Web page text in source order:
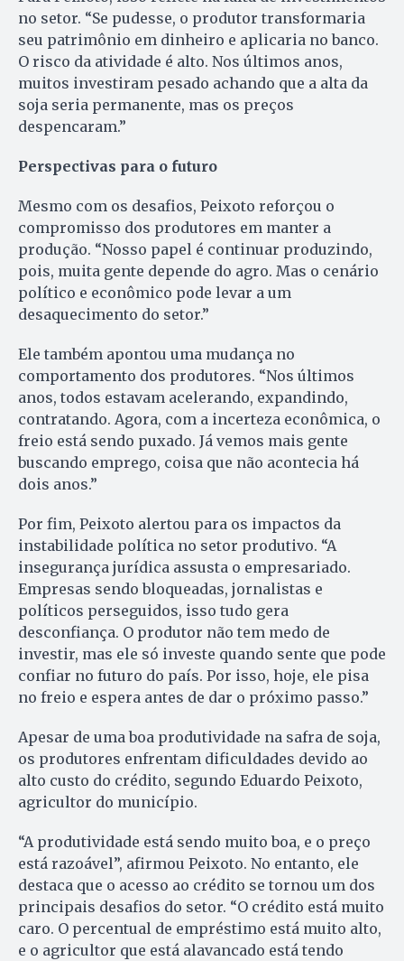
no setor. “Se pudesse, o produtor transformaria
seu patrimônio em dinheiro e aplicaria no banco.
O risco da atividade é alto. Nos últimos anos,
muitos investiram pesado achando que a alta da
soja seria permanente, mas os preços
despencaram.”
Perspectivas para o futuro
Mesmo com os desafios, Peixoto reforçou o
compromisso dos produtores em manter a
produção. “Nosso papel é continuar produzindo,
pois, muita gente depende do agro. Mas o cenário
político e econômico pode levar a um
desaquecimento do setor.”
Ele também apontou uma mudança no
comportamento dos produtores. “Nos últimos
anos, todos estavam acelerando, expandindo,
contratando. Agora, com a incerteza econômica, o
freio está sendo puxado. Já vemos mais gente
buscando emprego, coisa que não acontecia há
dois anos.”
Por fim, Peixoto alertou para os impactos da
instabilidade política no setor produtivo. “A
insegurança jurídica assusta o empresariado.
Empresas sendo bloqueadas, jornalistas e
políticos perseguidos, isso tudo gera
desconfiança. O produtor não tem medo de
investir, mas ele só investe quando sente que pode
confiar no futuro do país. Por isso, hoje, ele pisa
no freio e espera antes de dar o próximo passo.”
Apesar de uma boa produtividade na safra de soja,
os produtores enfrentam dificuldades devido ao
alto custo do crédito, segundo Eduardo Peixoto,
agricultor do município.
“A produtividade está sendo muito boa, e o preço
está razoável”, afirmou Peixoto. No entanto, ele
destaca que o acesso ao crédito se tornou um dos
principais desafios do setor. “O crédito está muito
caro. O percentual de empréstimo está muito alto,
e o agricultor que está alavancado está tendo